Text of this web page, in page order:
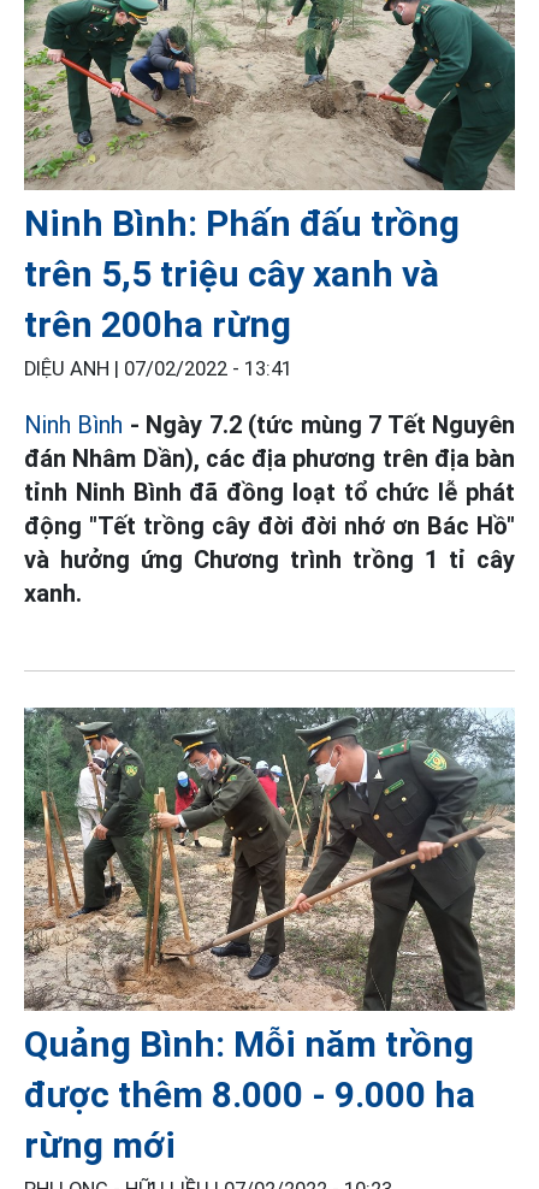
Ninh Bình: Phấn đấu trồng
trên 5,5 triệu cây xanh và
trên 200ha rừng
DIỆU ANH | 07/02/2022 - 13:41
Ninh Bình - Ngày 7.2 (tức mùng 7 Tết Nguyên
đán Nhâm Dần), các địa phương trên địa bàn
tỉnh Ninh Bình đã đồng loạt tổ chức lễ phát
động "Tết trồng cây đời đời nhớ ơn Bác Hồ"
và hưởng ứng Chương trình trồng 1 tỉ cây
xanh.
Quảng Bình: Mỗi năm trồng
được thêm 8.000 - 9.000 ha
rừng mới